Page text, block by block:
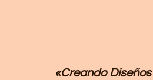
«Creando Diseños